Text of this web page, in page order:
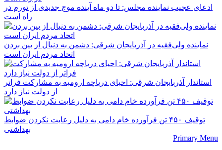
ادعای عجیب نماینده مجلس: تا دو ماه آینده موج جدیدی از تورم در
راه است
نماینده ولی‌فقیه در آذربایجان شرقی: دشمن به دنبال از بین بردن
اتحاد مردم ایران است
استاندار آذربایجان شرقی: احیای دریاچه ارومیه به مشارکت فراتر
از دولت نیاز دارد
توقیف ۴۵۰ تن فرآورده خام دامی به دلیل رعایت نکردن ضوابط
بهداشتی
Primary Menu